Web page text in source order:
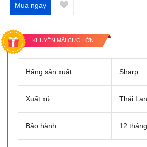
Mua ngay
KHUYẾN MÃI CỰC LỚN
Hãng sản xuất Sharp
Xuất xứ Thái Lan
Bảo hành 12 tháng